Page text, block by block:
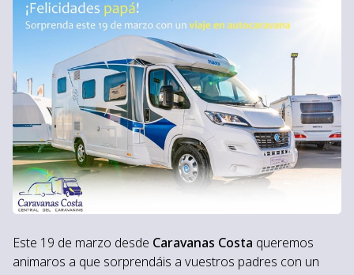
Este 19 de marzo desde Caravanas Costa queremos
animaros a que sorprendáis a vuestros padres con un